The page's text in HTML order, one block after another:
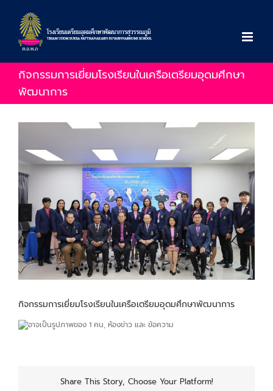
content
กิจกรรมการเยี่ยมโรงเรียนในเครือเตรียมอุดมศึกษา
พัฒนาการ
กิจกรรมการเยี่ยมโรงเรียนในเครือเตรียมอุดมศึกษาพัฒนาการ
Share This Story, Choose Your Platform!